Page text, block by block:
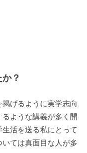
？
げるように実学志向
ような講義が多く開
活を送る私にとって
ては真面目な人が多